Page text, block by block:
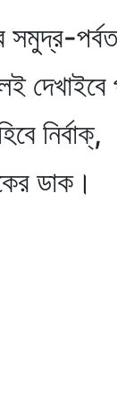
সমুদ্র-
নির্বাক্‌,
ডাক।